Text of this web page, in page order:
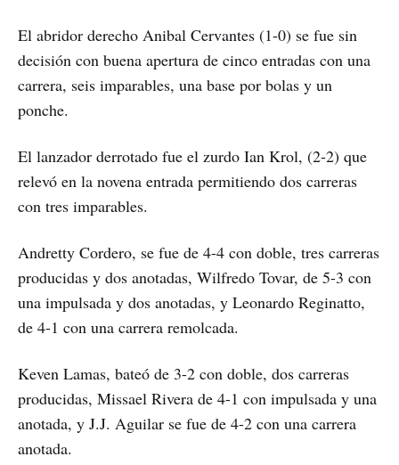
El abridor derecho Anibal Cervantes (1-0) se fue sin
decisión con buena apertura de cinco entradas con una
carrera, seis imparables, una base por bolas y un
ponche.
El lanzador derrotado fue el zurdo Ian Krol, (2-2) que
relevó en la novena entrada permitiendo dos carreras
con tres imparables.
Andretty Cordero, se fue de 4-4 con doble, tres carreras
producidas y dos anotadas, Wilfredo Tovar, de 5-3 con
una impulsada y dos anotadas, y Leonardo Reginatto,
de 4-1 con una carrera remolcada.
Keven Lamas, bateó de 3-2 con doble, dos carreras
producidas, Missael Rivera de 4-1 con impulsada y una
anotada, y J.J. Aguilar se fue de 4-2 con una carrera
anotada.